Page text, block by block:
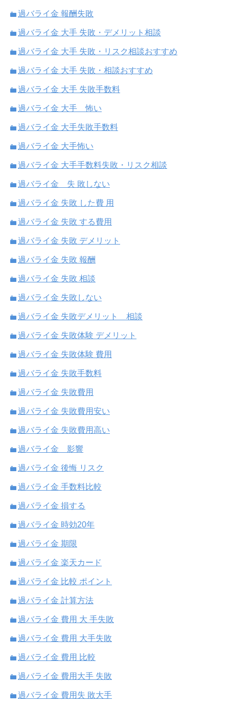
過バライ金 報酬失敗
過バライ金 大手 失敗・デメリット相談
過バライ金 大手 失敗・リスク相談おすすめ
過バライ金 大手 失敗・相談おすすめ
過バライ金 大手 失敗手数料
過バライ金 大手 怖い
過バライ金 大手失敗手数料
過バライ金 大手怖い
過バライ金 大手手数料失敗・リスク相談
過バライ金 失 敗しない
過バライ金 失敗 した費 用
過バライ金 失敗 する費用
過バライ金 失敗 デメリット
過バライ金 失敗 報酬
過バライ金 失敗 相談
過バライ金 失敗しない
過バライ金 失敗デメリット 相談
過バライ金 失敗体験 デメリット
過バライ金 失敗体験 費用
過バライ金 失敗手数料
過バライ金 失敗費用
過バライ金 失敗費用安い
過バライ金 失敗費用高い
過バライ金 影響
過バライ金 後悔 リスク
過バライ金 手数料比較
過バライ金 損する
過バライ金 時効20年
過バライ金 期限
過バライ金 楽天カード
過バライ金 比較 ポイント
過バライ金 計算方法
過バライ金 費用 大 手失敗
過バライ金 費用 大手失敗
過バライ金 費用 比較
過バライ金 費用大手 失敗
過バライ金 費用失 敗大手